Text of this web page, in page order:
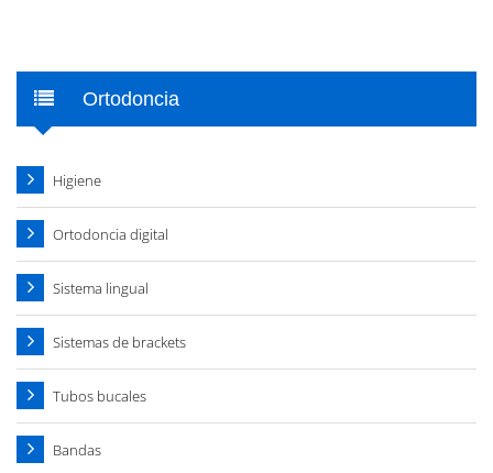
Ortodoncia
Higiene
Ortodoncia digital
Sistema lingual
Sistemas de brackets
Tubos bucales
Bandas